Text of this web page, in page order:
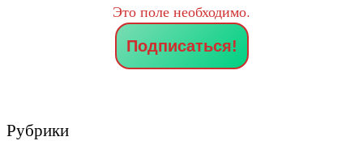
Это поле необходимо.
Рубрики